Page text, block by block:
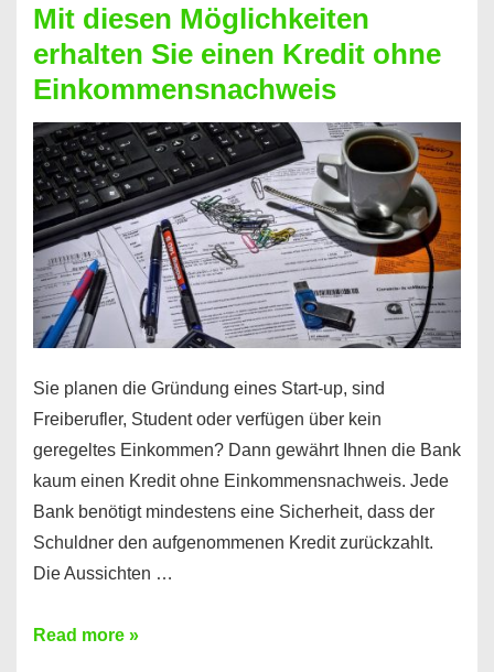
für
schnelle
Durchstarter
Mit diesen Möglichkeiten
erhalten Sie einen Kredit ohne
Einkommensnachweis
Sie planen die Gründung eines Start-up, sind
Freiberufler, Student oder verfügen über kein
geregeltes Einkommen? Dann gewährt Ihnen die Bank
kaum einen Kredit ohne Einkommensnachweis. Jede
Bank benötigt mindestens eine Sicherheit, dass der
Schuldner den aufgenommenen Kredit zurückzahlt.
Die Aussichten …
Mit
Read more »